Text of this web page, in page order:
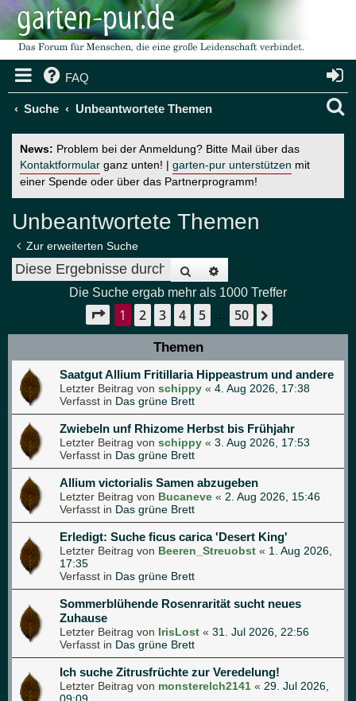
FAQ
Suche Unbeantwortete Themen
News: Problem bei der Anmeldung? Bitte Mail über das
Kontaktformular ganz unten! | garten-pur unterstützen mit
einer Spende oder über das Partnerprogramm!
Unbeantwortete Themen
Zur erweiterten Suche
Suche
Die Suche ergab mehr als 1000 Treffer
Seite 1von 50
1 2 3 4 5 … 50
Themen
Saatgut Allium Fritillaria Hippeastrum und andere
Letzter Beitrag von schippy « 4. Aug 2026, 17:38
Verfasst in Das grüne Brett
Zwiebeln unf Rhizome Herbst bis Frühjahr
Letzter Beitrag von schippy « 3. Aug 2026, 17:53
Verfasst in Das grüne Brett
Allium victorialis Samen abzugeben
Letzter Beitrag von Bucaneve « 2. Aug 2026, 15:46
Verfasst in Das grüne Brett
Erledigt: Suche ficus carica 'Desert King'
Letzter Beitrag von Beeren_Streuobst « 1. Aug 2026,
17:35
Verfasst in Das grüne Brett
Sommerblühende Rosenrarität sucht neues
Zuhause
Letzter Beitrag von IrisLost « 31. Jul 2026, 22:56
Verfasst in Das grüne Brett
Ich suche Zitrusfrüchte zur Veredelung!
Letzter Beitrag von monsterelch2141 « 29. Jul 2026,
09:09